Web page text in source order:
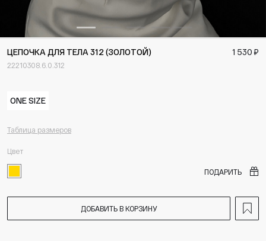
ЦЕПОЧКА ДЛЯ ТЕЛА 312 (ЗОЛОТОЙ)
22210308.6.0.312
1 530 ₽
ONE SIZE
Таблица размеров
Цвет
ПОДАРИТЬ
ДОБАВИТЬ В КОРЗИНУ